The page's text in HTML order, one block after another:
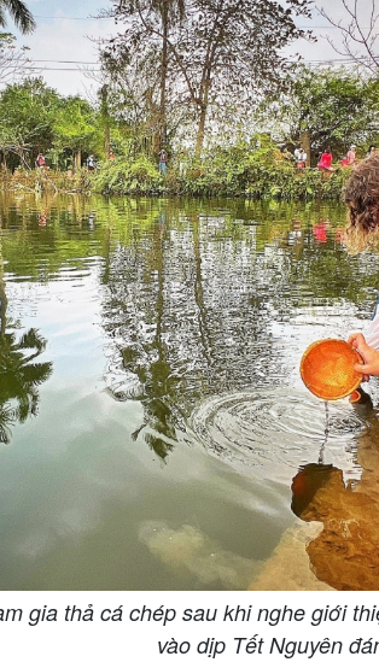
gia thả cá chép sau khi nghe giới
vào dịp Tết Nguyên